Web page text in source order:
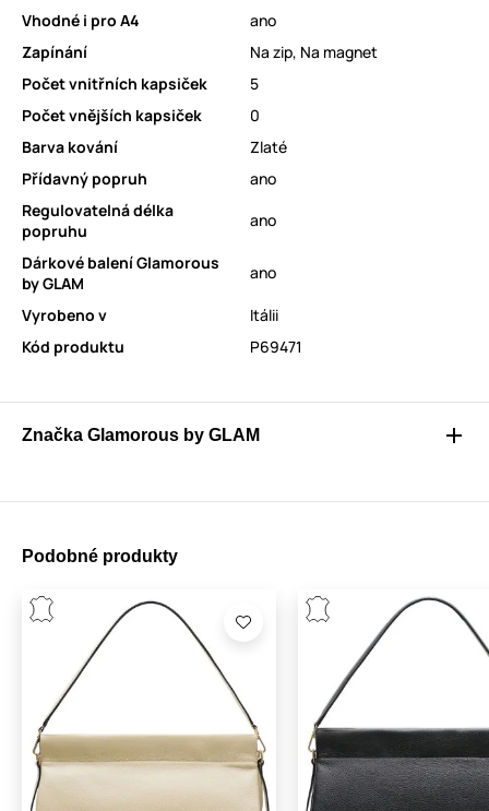
Vhodné i pro A4
ano
Zapínání
Na zip, Na magnet
Počet vnitřních kapsiček
5
Počet vnějších kapsiček
0
Barva kování
Zlaté
Přídavný popruh
ano
Regulovatelná délka
popruhu
ano
Dárkové balení Glamorous
by GLAM
ano
Vyrobeno v
Itálii
Kód produktu
P69471
Značka Glamorous by GLAM
Podobné produkty